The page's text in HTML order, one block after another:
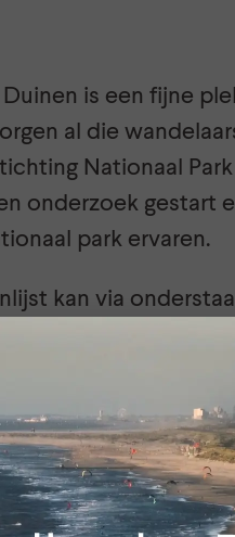
Duinen is een fijne
al die
Nationaal
onderzoek gestart
park ervaren.
kan via
Alvast veel dank